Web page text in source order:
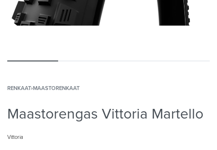
RENKAAT›MAASTORENKAAT
Maastorengas Vittoria Martello
Vittoria